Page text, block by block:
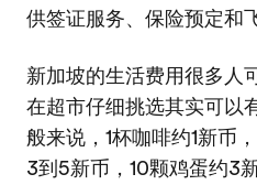
供签证服务、保险预定和
新加坡的生活费用很多人
在超市仔细挑选其实可以
般来说，1杯咖啡约1新币
3到5新币，10颗鸡蛋约3新